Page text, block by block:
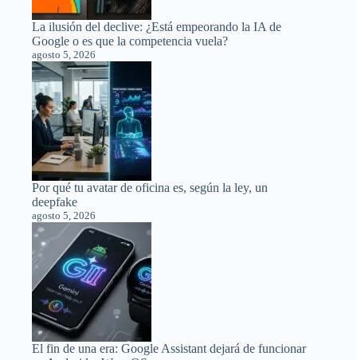
La ilusión del declive: ¿Está empeorando la IA de
Google o es que la competencia vuela?
agosto 5, 2026
Por qué tu avatar de oficina es, según la ley, un
deepfake
agosto 5, 2026
El fin de una era: Google Assistant dejará de funcionar